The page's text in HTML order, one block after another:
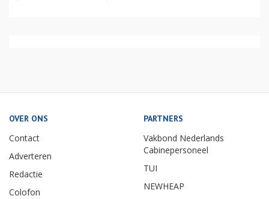
OVER ONS
Contact
Adverteren
Redactie
Colofon
PARTNERS
Vakbond Nederlands
Cabinepersoneel
TUI
NEWHEAP